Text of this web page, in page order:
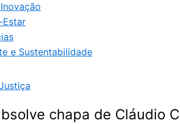
Estar
e Sustentabilidade
chapa de Cláudio